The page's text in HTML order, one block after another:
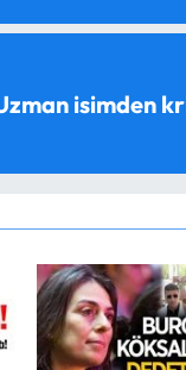
isimden